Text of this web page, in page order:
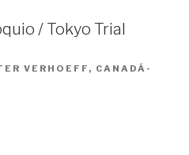
/ Tokyo Trial
VERHOEFF, CANADÁ-